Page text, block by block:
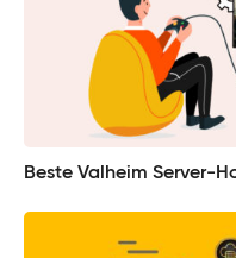
Beste Valheim Server-